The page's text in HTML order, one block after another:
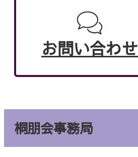
お問い合わせ
桐朋会事務局